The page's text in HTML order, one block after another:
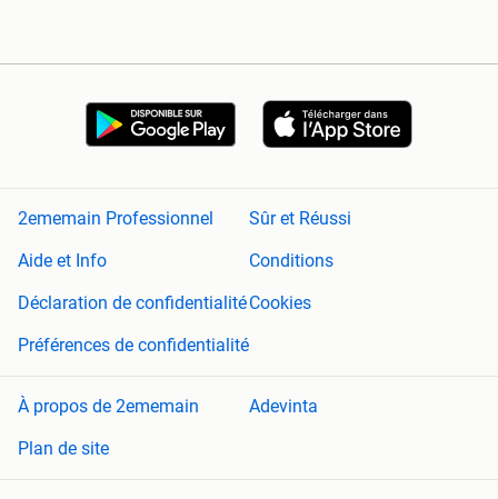
2ememain Professionnel
Sûr et Réussi
Aide et Info
Conditions
Déclaration de confidentialitéCookies
Préférences de confidentialité
À propos de 2ememain
Adevinta
Plan de site